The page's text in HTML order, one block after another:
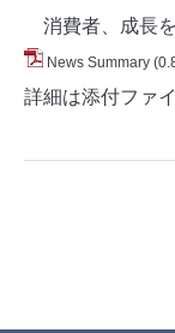
消費者、成長を
News Summary
詳細は添付ファ